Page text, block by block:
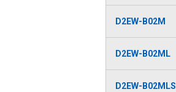
D2EW-B02M
D2EW-B02ML
D2EW-B02MLS